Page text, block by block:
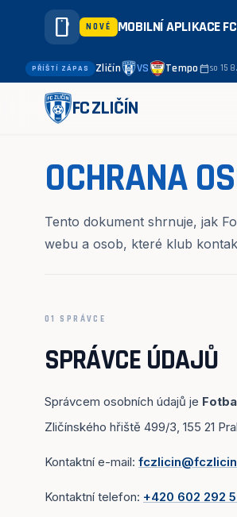
smartphone NOVÉ MOBILNÍ APLIKACE
PŘÍŠTÍ ZÁPAS Zličín VS Tempocalendar_todayso 15
FC ZLIČÍN
OCHRANA
Tento dokument shrnuje, jak
webu a osob, které klub
01 SPRÁVCE
SPRÁVCE ÚDAJŮ
Správcem osobních údajů je
Zličínského hřiště 499/3, 155 21
Kontaktní e-mail:
Kontaktní telefon: +420 602 292